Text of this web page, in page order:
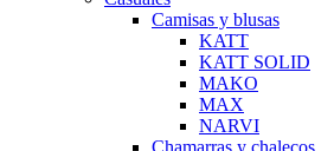
Camisas y blusas
KATT
KATT SOLID
MAKO
MAX
NARVI
Chamarras y chalecos